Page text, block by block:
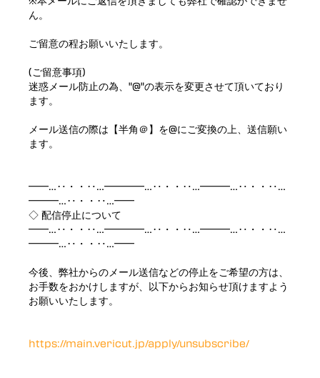
ん。
ご留意の程お願いいたします。
(ご留意事項)
迷惑メール防止の為、"@"の表示を変更させて頂いており
ます。
メール送信の際は【半角＠】を@にご変換の上、送信願い
ます。
━━…‥・・‥…━━━━…‥・・‥…━━━…‥・・‥…
━━━…‥・・‥…━━
◇ 配信停止について
━━…‥・・‥…━━━━…‥・・‥…━━━…‥・・‥…
━━━…‥・・‥…━━
今後、弊社からのメール送信などの停止をご希望の方は、
お手数をおかけしますが、以下からお知らせ頂けますよう
お願いいたします。
https://main.vericut.jp/apply/unsubscribe/